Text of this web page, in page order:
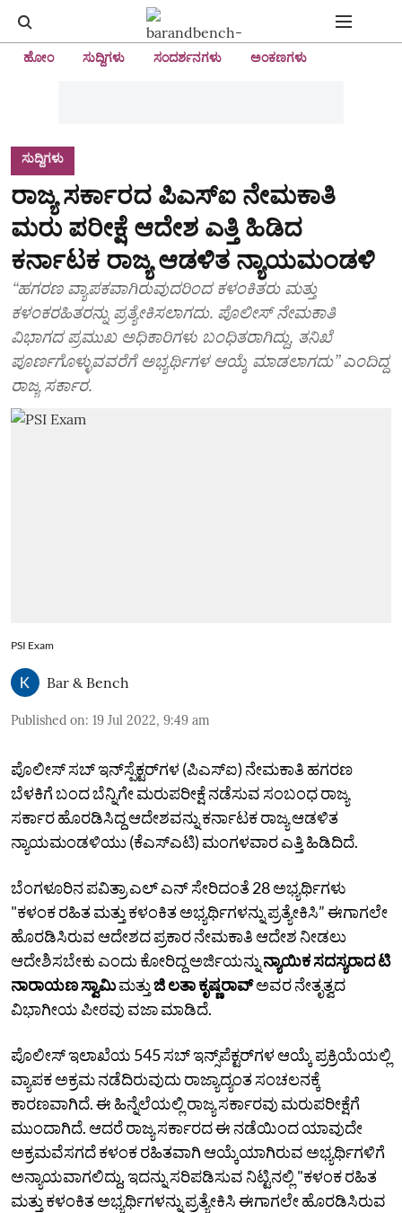
ಹೋಂ ಸುದ್ದಿಗಳು ಸಂದರ್ಶನಗಳು ಅಂಕಣಗಳು
ಸುದ್ದಿಗಳು
ರಾಜ್ಯ ಸರ್ಕಾರದ ಪಿಎಸ್‌ಐ ನೇಮಕಾತಿ
ಮರು ಪರೀಕ್ಷೆ ಆದೇಶ ಎತ್ತಿ ಹಿಡಿದ
ಕರ್ನಾಟಕ ರಾಜ್ಯ ಆಡಳಿತ ನ್ಯಾಯಮಂಡಳಿ
“ಹಗರಣ ವ್ಯಾಪಕವಾಗಿರುವುದರಿಂದ ಕಳಂಕಿತರು ಮತ್ತು
ಕಳಂಕರಹಿತರನ್ನು ಪ್ರತ್ಯೇಕಿಸಲಾಗದು. ಪೊಲೀಸ್‌ ನೇಮಕಾತಿ
ವಿಭಾಗದ ಪ್ರಮುಖ ಅಧಿಕಾರಿಗಳು ಬಂಧಿತರಾಗಿದ್ದು, ತನಿಖೆ
ಪೂರ್ಣಗೊಳ್ಳುವವರೆಗೆ ಅಭ್ಯರ್ಥಿಗಳ ಆಯ್ಕೆ ಮಾಡಲಾಗದು” ಎಂದಿದ್ದ
ರಾಜ್ಯ ಸರ್ಕಾರ.
PSI Exam
Bar & Bench
Published on: 19 Jul 2022, 9:49 am
ಪೊಲೀಸ್‌ ಸಬ್‌ ಇನ್‌ಸ್ಪೆಕ್ಟರ್‌ಗಳ (ಪಿಎಸ್‌ಐ) ನೇಮಕಾತಿ ಹಗರಣ
ಬೆಳಕಿಗೆ ಬಂದ ಬೆನ್ನಿಗೇ ಮರುಪರೀಕ್ಷೆ ನಡೆಸುವ ಸಂಬಂಧ ರಾಜ್ಯ
ಸರ್ಕಾರ ಹೊರಡಿಸಿದ್ದ ಆದೇಶವನ್ನು ಕರ್ನಾಟಕ ರಾಜ್ಯ ಆಡಳಿತ
ನ್ಯಾಯಮಂಡಳಿಯು (ಕೆಎಸ್‌ಎಟಿ) ಮಂಗಳವಾರ ಎತ್ತಿ ಹಿಡಿದಿದೆ.
ಬೆಂಗಳೂರಿನ ಪವಿತ್ರಾ ಎಲ್‌ ಎನ್‌ ಸೇರಿದಂತೆ 28 ಅಭ್ಯರ್ಥಿಗಳು
"ಕಳಂಕ ರಹಿತ ಮತ್ತು ಕಳಂಕಿತ ಅಭ್ಯರ್ಥಿಗಳನ್ನು ಪ್ರತ್ಯೇಕಿಸಿ” ಈಗಾಗಲೇ
ಹೊರಡಿಸಿರುವ ಆದೇಶದ ಪ್ರಕಾರ ನೇಮಕಾತಿ ಆದೇಶ ನೀಡಲು
ಆದೇಶಿಸಬೇಕು ಎಂದು ಕೋರಿದ್ದ ಅರ್ಜಿಯನ್ನುನ್ಯಾಯಿಕ ಸದಸ್ಯರಾದ ಟಿ
ನಾರಾಯಣ ಸ್ವಾಮಿಮತ್ತುಜಿ ಲತಾ ಕೃಷ್ಣರಾವ್‌ಅವರ ನೇತೃತ್ವದ
ವಿಭಾಗೀಯ ಪೀಠವು ವಜಾ ಮಾಡಿದೆ.
ಪೊಲೀಸ್‌ ಇಲಾಖೆಯ 545 ಸಬ್‌ ಇನ್ಸ್‌ಪೆಕ್ಟರ್‌ಗಳ ಆಯ್ಕೆ ಪ್ರಕ್ರಿಯೆಯಲ್ಲಿ
ವ್ಯಾಪಕ ಅಕ್ರಮ ನಡೆದಿರುವುದು ರಾಜ್ಯಾದ್ಯಂತ ಸಂಚಲನಕ್ಕೆ
ಕಾರಣವಾಗಿದೆ. ಈ ಹಿನ್ನೆಲೆಯಲ್ಲಿ ರಾಜ್ಯ ಸರ್ಕಾರವು ಮರುಪರೀಕ್ಷೆಗೆ
ಮುಂದಾಗಿದೆ. ಆದರೆ ರಾಜ್ಯ ಸರ್ಕಾರದ ಈ ನಡೆಯಿಂದ ಯಾವುದೇ
ಅಕ್ರಮವೆಸಗದೆ ಕಳಂಕ ರಹಿತವಾಗಿ ಆಯ್ಕೆಯಾಗಿರುವ ಅಭ್ಯರ್ಥಿಗಳಿಗೆ
ಅನ್ಯಾಯವಾಗಲಿದ್ದು, ಇದನ್ನು ಸರಿಪಡಿಸುವ ನಿಟ್ಟಿನಲ್ಲಿ "ಕಳಂಕ ರಹಿತ
ಮತ್ತು ಕಳಂಕಿತ ಅಭ್ಯರ್ಥಿಗಳನ್ನು ಪ್ರತ್ಯೇಕಿಸಿ ಈಗಾಗಲೇ ಹೊರಡಿಸಿರುವ